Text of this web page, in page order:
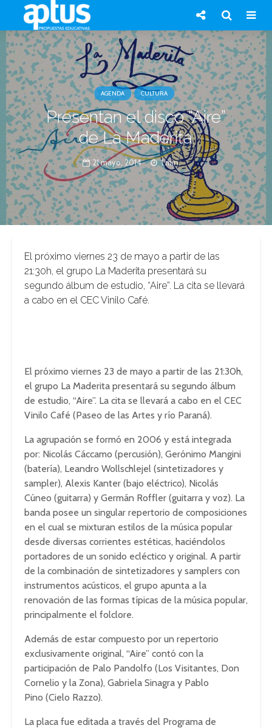
AGENDA CULTURA
Presentan el disco “Aire”
de La Maderita
21 mayo, 2014 1 min.
El próximo viernes 23 de mayo a partir de las
21:30h, el grupo La Maderita presentará su
segundo álbum de estudio, “Aire”. La cita se llevará
a cabo en el CEC Vinilo Café.
El próximo viernes 23 de mayo a partir de las 21:30h,
el grupo La Maderita presentará su segundo álbum
de estudio, “Aire”. La cita se llevará a cabo en el CEC
Vinilo Café (Paseo de las Artes y río Paraná).
La agrupación se formó en 2006 y está integrada
por: Nicolás Cáccamo (percusión), Gerónimo Mangini
(batería), Leandro Wollschlejel (sintetizadores y
sampler), Alexis Kanter (bajo eléctrico), Nicolás
Cúneo (guitarra) y Germán Roffler (guitarra y voz). La
banda posee un singular repertorio de composiciones
en el cual se mixturan estilos de la música popular
desde diversas corrientes estéticas, haciéndolos
portadores de un sonido ecléctico y original. A partir
de la combinación de sintetizadores y samplers con
instrumentos acústicos, el grupo apunta a la
renovación de las formas típicas de la música popular,
principalmente el folclore.
Además de estar compuesto por un repertorio
exclusivamente original, “Aire” contó con la
participación de Palo Pandolfo (Los Visitantes, Don
Cornelio y la Zona), Gabriela Sinagra y Pablo
Pino (Cielo Razzo).
La placa fue editada a través del Programa de